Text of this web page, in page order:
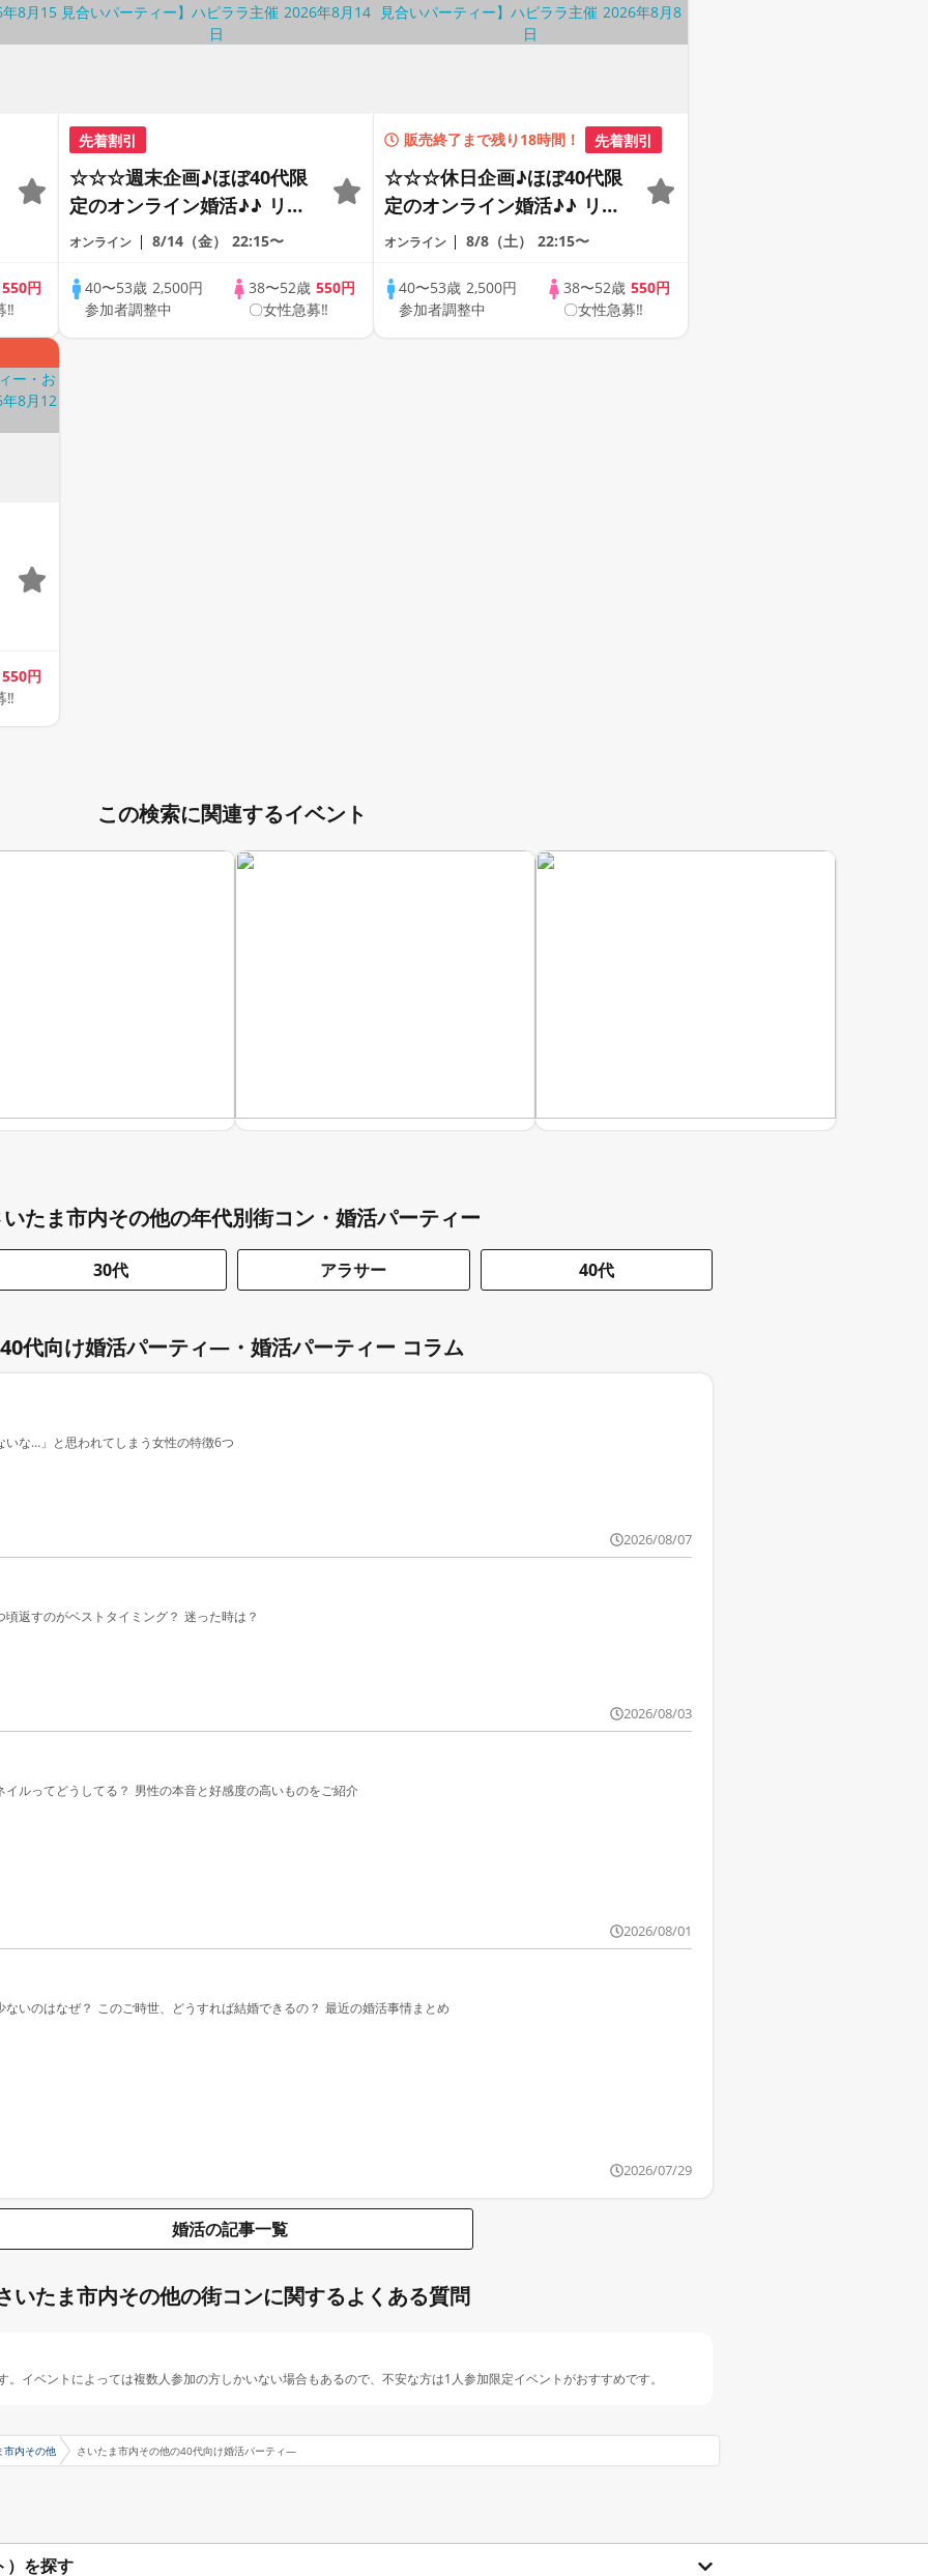
550円
‼
先着割引
☆☆☆週末企画♪ほぼ40代限
定のオンライン婚活♪♪ リモ
ートの出会い応援♪♪ おうち
の方が対象☆ 司会進行あり
♪♪ THE 41s ONLINE
PARTY!!
オンライン 8/14（金） 22:15〜
40〜53歳 2,500円
参加者調整中
38〜52歳550円
〇女性急募‼
販売終了まで残り18時間！ 先着割引
☆☆☆休日企画♪ほぼ40代限
定のオンライン婚活♪♪ リモ
ートの出会い応援♪♪ おうち
の方が対象☆ 司会進行あり
♪♪ THE 41s ONLINE
PARTY!!
オンライン 8/8（土） 22:15〜
40〜53歳2,500円
参加者調整中
38〜52歳 550円
〇女性急募‼
550円
‼
この検索に関連するイベント
いたま市内その他の年代別街コン・婚活パーティー
30代 アラサー 40代
40代向け婚活パーティ―・婚活パーティー コラム
いな…」と思われてしまう女性の特徴6つ
2026/08/07
返すのがベストタイミング？ 迷った時は？
2026/08/03
イルってどうしてる？ 男性の本音と好感度の高いものをご紹介
2026/08/01
ないのはなぜ？ このご時世、どうすれば結婚できるの？ 最近の婚活事情まとめ
2026/07/29
婚活の記事一覧
いたま市内その他の街コンに関するよくある質問
イベントによっては複数人参加の方しかいない場合もあるので、不安な方は1人参加限定イベントがおすすめです。
市内その他 さいたま市内その他の40代向け婚活パーティ―
）を探す